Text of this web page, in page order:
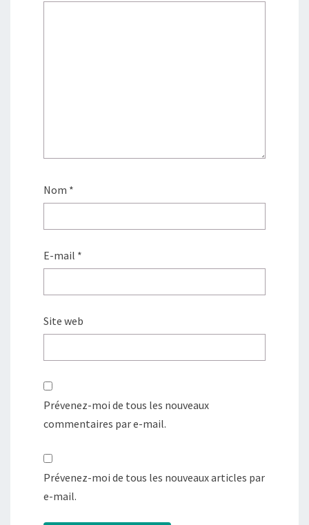
Nom *
E-mail *
Site web
Prévenez-moi de tous les nouveaux
commentaires par e-mail.
Prévenez-moi de tous les nouveaux articles par
e-mail.